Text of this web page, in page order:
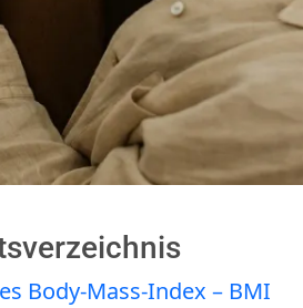
Body-Mass-Index – BMI